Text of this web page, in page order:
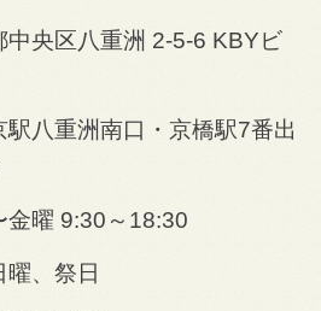
中央区八重洲 2-5-6 KBYビ
駅八重洲南口・京橋駅7番出
金曜 9:30～18:30
曜、祭日